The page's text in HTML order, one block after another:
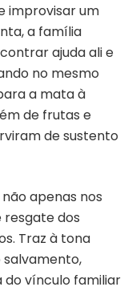
improvisar um
a família
ajuda ali e
no mesmo
a mata à
de frutas e
de sustento
apenas nos
resgate dos
Traz à tona
vínculo familiar